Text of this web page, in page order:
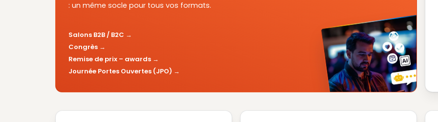
: un même socle pour tous vos formats.
Salons B2B / B2C
Congrès
Remise de prix – awards
Journée Portes Ouvertes (JPO)